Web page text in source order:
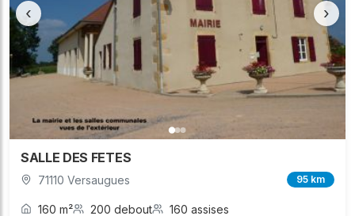
‹ ›
SALLE DES FETES
71110 Versaugues 95 km
160 m² 200 debout 160 assises